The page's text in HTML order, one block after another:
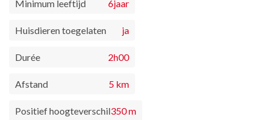
Minimum leeftijd
6jaar
Huisdieren toegelaten ja
Durée 2h00
Afstand 5 km
Positief hoogteverschil350 m